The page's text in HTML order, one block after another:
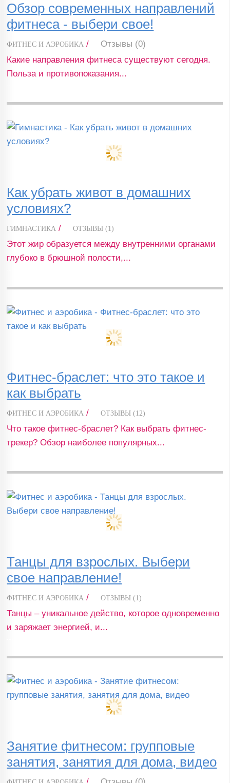
Обзор современных направлений
фитнеса - выбери свое!
ФИТНЕС И АЭРОБИКА /
Отзывы (0)
Какие направления фитнеса существуют сегодня.
Польза и противопоказания...
Как убрать живот в домашних
условиях?
ГИМНАСТИКА / ОТЗЫВЫ (1)
Этот жир образуется между внутренними органами
глубоко в брюшной полости,...
Фитнес-браслет: что это такое и
как выбрать
ФИТНЕС И АЭРОБИКА / ОТЗЫВЫ (12)
Что такое фитнес-браслет? Как выбрать фитнес-
трекер? Обзор наиболее популярных...
Танцы для взрослых. Выбери
свое направление!
ФИТНЕС И АЭРОБИКА / ОТЗЫВЫ (1)
Танцы – уникальное действо, которое одновременно
и заряжает энергией, и...
Занятие фитнесом: групповые
занятия, занятия для дома, видео